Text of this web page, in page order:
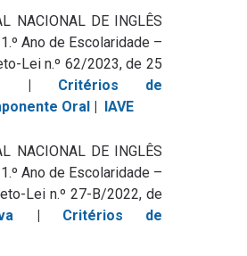
NACIONAL DE INGLÊS
Ano de Escolaridade –
Lei n.º 62/2023, de 25
| Critérios de
Oral | IAVE
NACIONAL DE INGLÊS
Ano de Escolaridade –
Lei n.º 27-B/2022, de
| Critérios de